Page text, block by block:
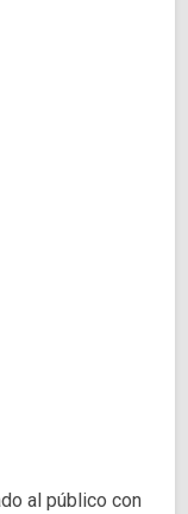
al público con